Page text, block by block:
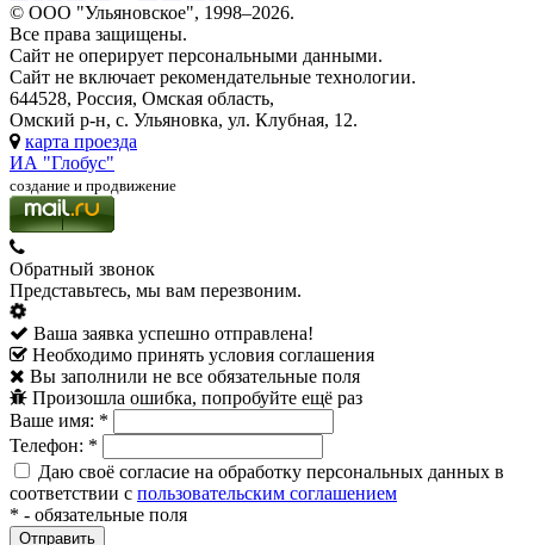
© ООО "Ульяновское", 1998–2026.
Все права защищены.
Сайт не оперирует персональными данными.
Сайт не включает рекомендательные технологии.
644528, Россия, Омская область,
Омский р-н, с. Ульяновка, ул. Клубная, 12.
карта проезда
ИА "Глобус"
создание и продвижение
Обратный звонок
Представьтесь, мы вам перезвоним.
Ваша заявка успешно отправлена!
Необходимо принять условия соглашения
Вы заполнили не все обязательные поля
Произошла ошибка, попробуйте ещё раз
Ваше имя: *
Телефон: *
Даю своё согласие на обработку персональных данных в
соответствии с пользовательским соглашением
* - обязательные поля